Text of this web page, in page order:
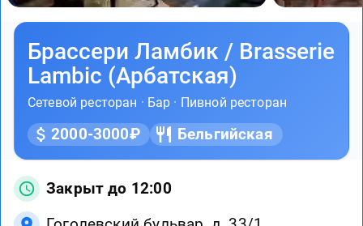
Брассери Ламбик / Brasserie
Lambic (Арбатская)
Сетевой ресторан · Бар · Пивной ресторан
2000-3000₽ Бельгийская
Закрыт до 12:00